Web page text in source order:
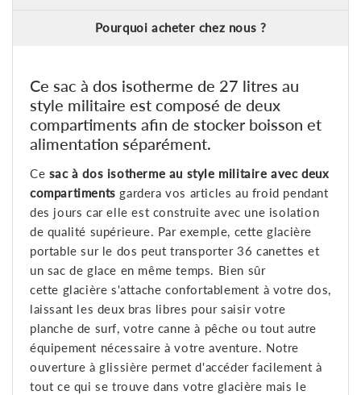
Pourquoi acheter chez nous ?
Ce sac à dos isotherme de 27 litres au
style militaire est composé de deux
compartiments afin de stocker boisson et
alimentation séparément.
Ce sac à dos isotherme au style militaire avec deux
compartiments gardera vos articles au froid pendant
des jours car elle est construite avec une isolation
de qualité supérieure. Par exemple, cette glacière
portable sur le dos peut transporter 36 canettes et
un sac de glace en même temps. Bien sûr
cette glacière s'attache confortablement à votre dos,
laissant les deux bras libres pour saisir votre
planche de surf, votre canne à pêche ou tout autre
équipement nécessaire à votre aventure. Notre
ouverture à glissière permet d'accéder facilement à
tout ce qui se trouve dans votre glacière mais le